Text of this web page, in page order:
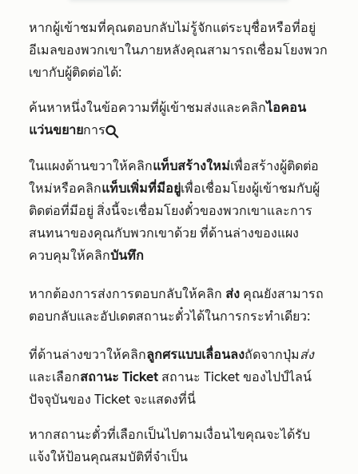
หากผู้เข้าชมที่คุณตอบกลับไม่รู้จักแต่ระบุชื่อหรือที่อยู่
อีเมลของพวกเขาในภายหลังคุณสามารถเชื่อมโยงพวก
เขากับผู้ติดต่อได้:
ค้นหาหนึ่งในข้อความที่ผู้เข้าชมส่งและคลิกไอคอน
แว่นขยายการsearch
ในแผงด้านขวาให้คลิกแท็บสร้างใหม่เพื่อสร้างผู้ติดต่อ
ใหม่หรือคลิกแท็บเพิ่มที่มีอยู่เพื่อเชื่อมโยงผู้เข้าชมกับผู้
ติดต่อที่มีอยู่ สิ่งนี้จะเชื่อมโยงตั๋วของพวกเขาและการ
สนทนาของคุณกับพวกเขาด้วย ที่ด้านล่างของแผง
ควบคุมให้คลิกบันทึก
หากต้องการส่งการตอบกลับให้คลิก ส่ง คุณยังสามารถ
ตอบกลับและอัปเดตสถานะตั๋วได้ในการกระทำเดียว:
ที่ด้านล่างขวาให้คลิกลูกศรแบบเลื่อนลงถัดจากปุ่ม ส่ง
และเลือกสถานะ Ticket สถานะ Ticket ของไปป์ไลน์
ปัจจุบันของ Ticket จะแสดงที่นี่
หากสถานะตั๋วที่เลือกเป็นไปตามเงื่อนไขคุณจะได้รับ
แจ้งให้ป้อนคุณสมบัติที่จำเป็น